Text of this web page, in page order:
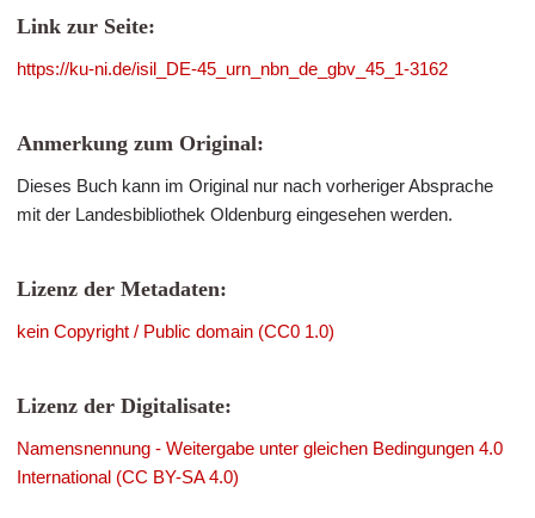
Link zur Seite:
https://ku-ni.de/isil_DE-45_urn_nbn_de_gbv_45_1-3162
Anmerkung zum Original:
Dieses Buch kann im Original nur nach vorheriger Absprache
mit der Landesbibliothek Oldenburg eingesehen werden.
Lizenz der Metadaten:
kein Copyright / Public domain (CC0 1.0)
Lizenz der Digitalisate:
Namensnennung - Weitergabe unter gleichen Bedingungen 4.0
International (CC BY-SA 4.0)